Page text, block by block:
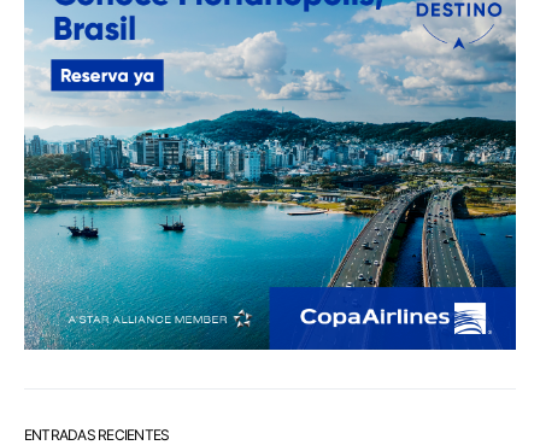
ENTRADAS RECIENTES